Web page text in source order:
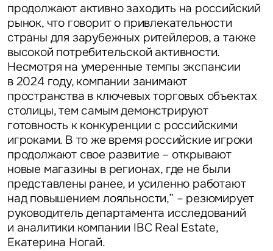
продолжают активно заходить на российский
рынок, что говорит о привлекательности
страны для зарубежных ритейлеров, а также
высокой потребительской активности.
Несмотря на умеренные темпы экспансии
в 2024 году, компании занимают
пространства в ключевых торговых объектах
столицы, тем самым демонстрируют
готовность к конкуренции с российскими
игроками. В то же время российские игроки
продолжают свое развитие – открывают
новые магазины в регионах, где не были
представлены ранее, и усиленно работают
над повышением лояльности,” – резюмирует
руководитель департамента исследований
и аналитики компании IBC Real Estate,
Екатерина Ногай.
Это обязательное поле
Отправить
Нажимая на кнопку «Отправить», вы даете свое согласие
на обработку и использование ваших персональных данных
персональных данных